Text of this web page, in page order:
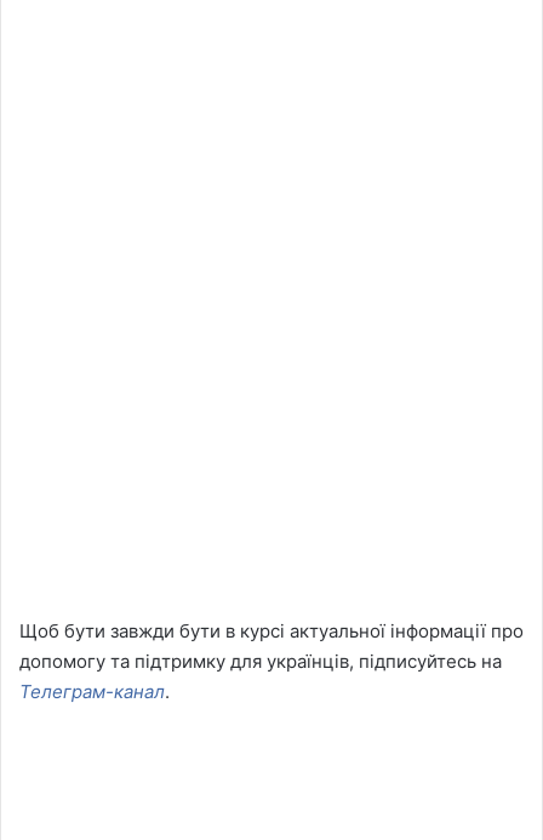
Щоб бути завжди бути в курсі актуальної інформації про
допомогу та підтримку для українців, підписуйтесь на
Телеграм-канал.